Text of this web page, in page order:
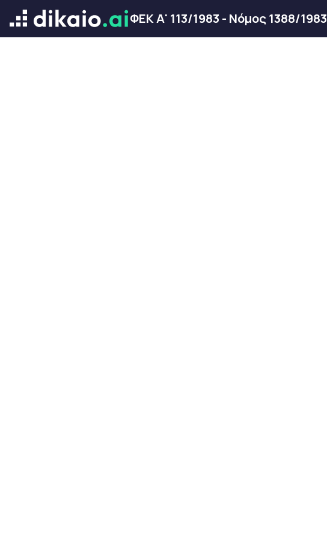
ΦΕΚ Α' 113/1983 - Νόμος 1388/1983